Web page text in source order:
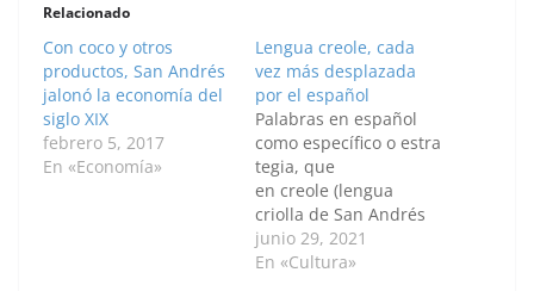
Relacionado
Con coco y otros
productos, San Andrés
jalonó la economía del
siglo XIX
febrero 5, 2017
En «Economía»
Lengua creole, cada
vez más desplazada
por el español
Palabras en español
como específico o estra
tegia, que
en creole (lengua
criolla de San Andrés
basada en el inglés) se
pronunciaría specific o
junio 29, 2021
En «Cultura»